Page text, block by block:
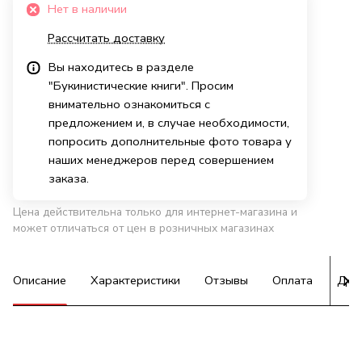
Нет в наличии
Рассчитать доставку
Вы находитесь в разделе
"Букинистические книги". Просим
внимательно ознакомиться с
предложением и, в случае необходимости,
попросить дополнительные фото товара у
наших менеджеров перед совершением
заказа.
Цена действительна только для интернет-магазина и
может отличаться от цен в розничных магазинах
Описание Характеристики Отзывы Оплата